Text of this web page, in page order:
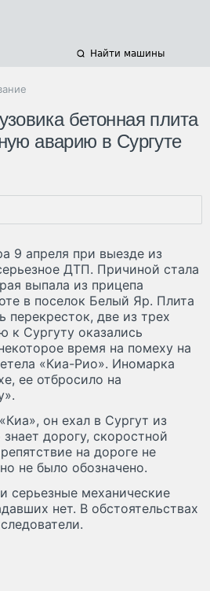
Найти машины
бетонная плита
аварию в Сургуте
9 апреля при выезде из
ДТП. Причиной стала
выпала из прицепа
в поселок Белый Яр. Плита
перекресток, две из трех
к Сургуту оказались
время на помеху на
«Киа-Рио». Иномарка
ее отбросило на
он ехал в Сургут из
дорогу, скоростной
на дороге не
не было обозначено.
серьезные механические
нет. В обстоятельствах